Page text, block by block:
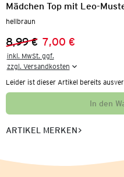
Mädchen Top mit Leo-
hellbraun
Vorheriger Preis:
8,99 €
Neuer Preis:
7,00 €
inkl. MwSt. ggf.
zzgl. Versandkosten
Leider ist dieser Artikel bereits
In den
ARTIKEL MERKEN